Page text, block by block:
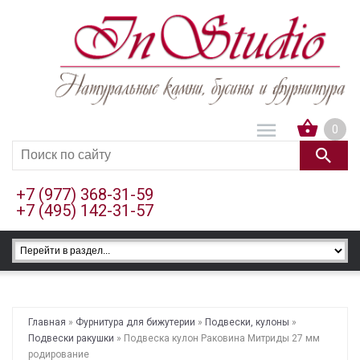
0
+7 (977) 368-31-59
+7 (495) 142-31-57
Главная » Фурнитура для бижутерии » Подвески, кулоны »
Подвески ракушки » Подвеска кулон Раковина Митриды 27 мм
родирование